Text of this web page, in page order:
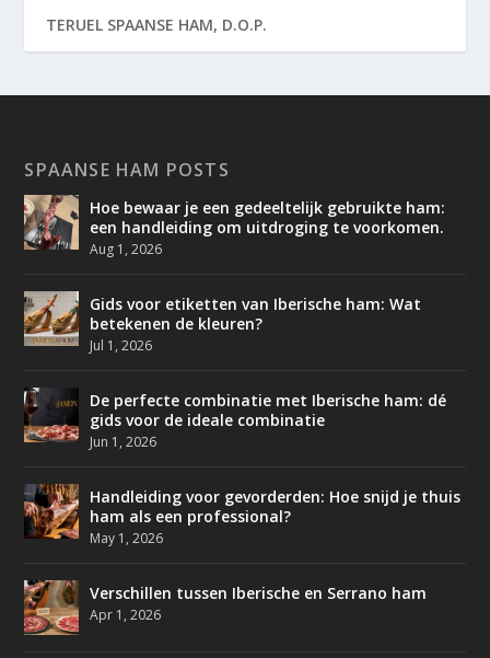
TERUEL SPAANSE HAM, D.O.P.
SPAANSE HAM POSTS
Hoe bewaar je een gedeeltelijk gebruikte ham:
een handleiding om uitdroging te voorkomen.
Aug 1, 2026
Gids voor etiketten van Iberische ham: Wat
betekenen de kleuren?
Jul 1, 2026
De perfecte combinatie met Iberische ham: dé
gids voor de ideale combinatie
Jun 1, 2026
Handleiding voor gevorderden: Hoe snijd je thuis
ham als een professional?
May 1, 2026
Verschillen tussen Iberische en Serrano ham
Apr 1, 2026